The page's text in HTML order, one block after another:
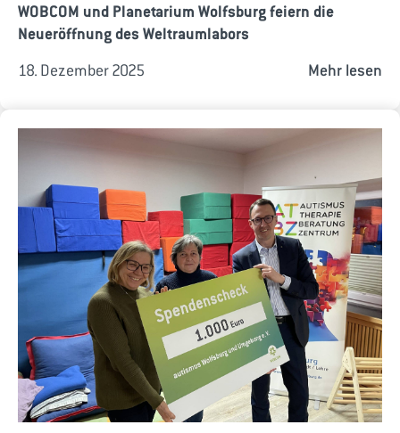
WOBCOM und Planetarium Wolfsburg feiern die
Neueröffnung des Weltraumlabors
18. Dezember 2025 Mehr lesen